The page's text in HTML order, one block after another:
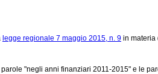
legge regionale 7 maggio 2015, n. 9 in materia
"negli anni finanziari 2011-2015" e le